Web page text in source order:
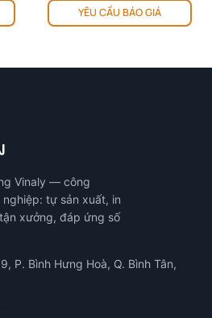
thể
được
chọn
sản
YÊU CẦU BÁO GIÁ
Vinaly — công
tự sản xuất, in
xưởng, đáp ứng số
P. Bình Hưng Hoà, Q. Bình Tân,